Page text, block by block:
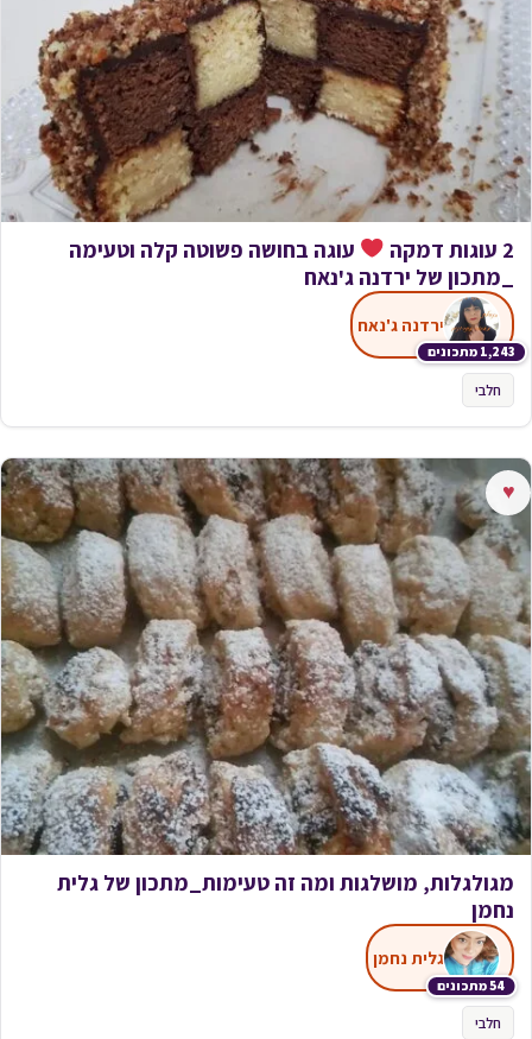
2 עוגות דמקה
עוגה בחושה פשוטה קלה וטעימה
_מתכון של ירדנה ג'נאח
1,243 מתכונים
ירדנה ג'נאח
חלבי
♥
מגולגלות, מושלגות ומה זה טעימות_מתכון של גלית
נחמן
54 מתכונים
גלית נחמן
חלבי